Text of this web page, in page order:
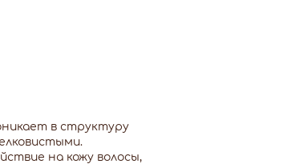
в структуру
на кожу волосы,